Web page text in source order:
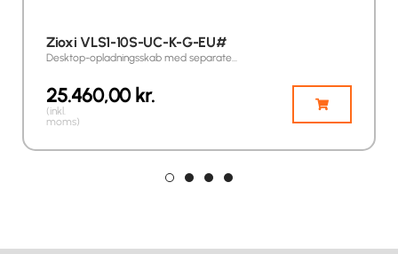
Zioxi VLS1-10S-UC-K-G-EU#
Desktop-opladningsskab med separate…
25.460,00kr.
(inkl.
moms)